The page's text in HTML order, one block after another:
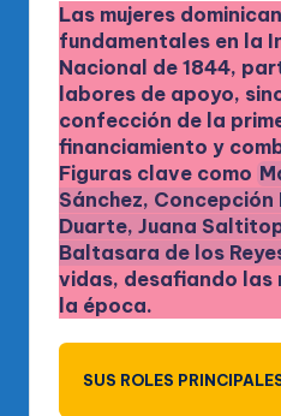
Las mujeres
fundamentales en la
Nacional de 1844,
labores de apoyo,
confección de la
financiamiento y
Figuras clave como
Sánchez, Concepción
Duarte, Juana
Baltasara de los
vidas, desafiando las
la época.
SUS ROLES